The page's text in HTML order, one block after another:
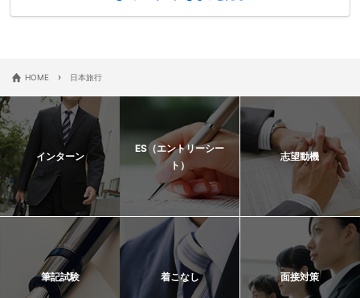
HOME › 日本旅行
インターン
ES（エントリーシー
ト）
志望動機
筆記試験 着こなし 面接対策